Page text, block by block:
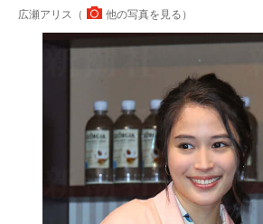
広瀬アリス（ 他の写真を見る ）